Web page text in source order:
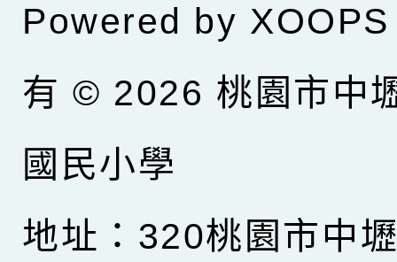
Powered by XOOPS
有 © 2026 桃園市中
國民小學
地址：320桃園市中